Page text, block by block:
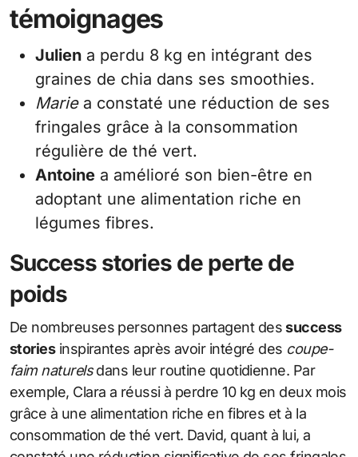
témoignages
Julien a perdu 8 kg en intégrant des
graines de chia dans ses smoothies.
Mariea constaté une réduction de ses
fringales grâce à la consommation
régulière de thé vert.
Antoine a amélioré son bien-être en
adoptant une alimentation riche en
légumes fibres.
Success stories de perte de
poids
De nombreuses personnes partagent dessuccess
storiesinspirantes après avoir intégré des coupe-
faim naturelsdans leur routine quotidienne. Par
exemple, Clara a réussi à perdre 10 kg en deux mois
grâce à une alimentation riche en fibres et à la
consommation de thé vert. David, quant à lui, a